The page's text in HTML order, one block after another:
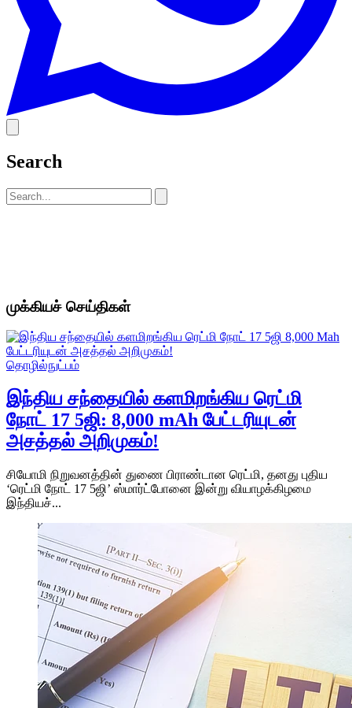
Search
முக்கியச் செய்திகள்
தொழில்நுட்பம்
இந்திய சந்தையில் களமிறங்கிய ரெட்மி
நோட் 17 5ஜி: 8,000 mAh பேட்டரியுடன்
அசத்தல் அறிமுகம்!
சியோமி நிறுவனத்தின் துணை பிராண்டான ரெட்மி, தனது புதிய
‘ரெட்மி நோட் 17 5ஜி’ ஸ்மார்ட்போனை இன்று வியாழக்கிழமை
இந்தியச்...